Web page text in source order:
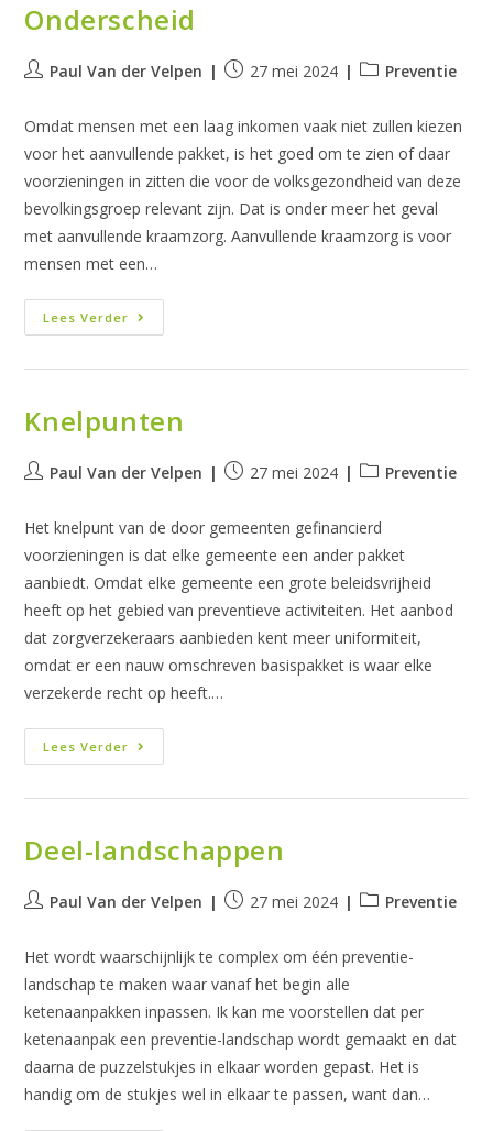
Onderscheid
BerichtPaul Van der Velpen
Bericht
op:
27 mei 2024 Berichtcategorie:
Preventie
Omdat mensen met een laag inkomen vaak niet zullen kiezen
voor het aanvullende pakket, is het goed om te zien of daar
voorzieningen in zitten die voor de volksgezondheid van deze
bevolkingsgroep relevant zijn. Dat is onder meer het geval
met aanvullende kraamzorg. Aanvullende kraamzorg is voor
mensen met een…
Lees Verder Onderscheid
Knelpunten
BerichtPaul Van der Velpen
Bericht27 mei 2024 Berichtcategorie:
Preventie
Het knelpunt van de door gemeenten gefinancierd
voorzieningen is dat elke gemeente een ander pakket
aanbiedt. Omdat elke gemeente een grote beleidsvrijheid
heeft op het gebied van preventieve activiteiten. Het aanbod
dat zorgverzekeraars aanbieden kent meer uniformiteit,
omdat er een nauw omschreven basispakket is waar elke
verzekerde recht op heeft.…
Lees Verder Knelpunten
Deel-landschappen
BerichtPaul Van der Velpen
Bericht27 mei 2024 Berichtcategorie:
Preventie
Het wordt waarschijnlijk te complex om één preventie-
landschap te maken waar vanaf het begin alle
ketenaanpakken inpassen. Ik kan me voorstellen dat per
ketenaanpak een preventie-landschap wordt gemaakt en dat
daarna de puzzelstukjes in elkaar worden gepast. Het is
handig om de stukjes wel in elkaar te passen, want dan…